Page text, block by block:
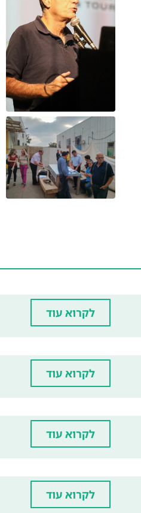
לקרוא עוד
לקרוא עוד
לקרוא עוד
לקרוא עוד